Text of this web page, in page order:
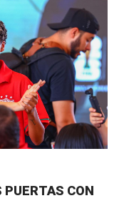
PUERTAS CON